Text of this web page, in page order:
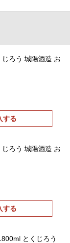
ろう 城陽酒造 お
する
ろう 城陽酒造 お
する
とくじろう